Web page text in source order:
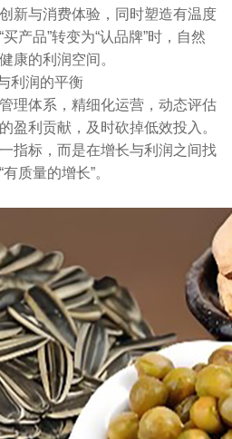
新与消费体验，同时塑造有温度
产品”转变为“认品牌”时，自然
康的利润空间。
利润的平衡
理体系，精细化运营，动态评估
盈利贡献，及时砍掉低效投入。
指标，而是在增长与利润之间找
质量的增长”。